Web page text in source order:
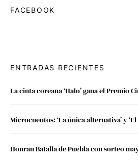
FACEBOOK
ENTRADAS RECIENTES
La cinta coreana ‘Halo’ gana el Premio
Microcuentos: ‘La única alternativa’ y
Honran Batalla de Puebla con sorteo